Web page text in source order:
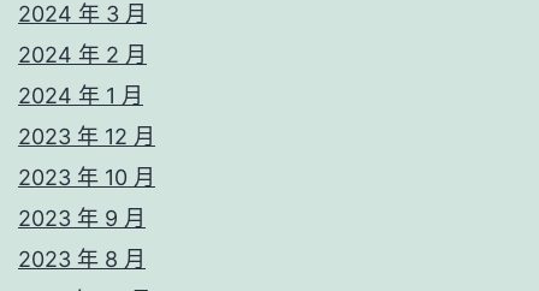
2024 年 3 月
2024 年 2 月
2024 年 1 月
2023 年 12 月
2023 年 10 月
2023 年 9 月
2023 年 8 月